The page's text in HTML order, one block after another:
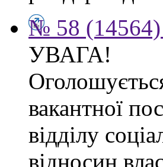
№ 58 (14564)
УВАГА!
вакантної
відділу
відносин